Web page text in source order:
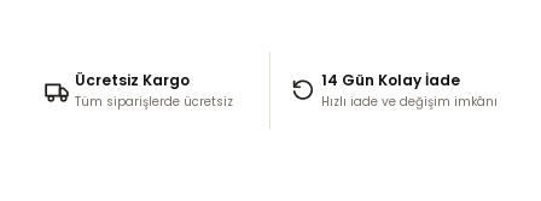
Ücretsiz Kargo
Tüm siparişlerde ücretsiz
14 Gün Kolay İade
Hızlı iade ve değişim imkânı